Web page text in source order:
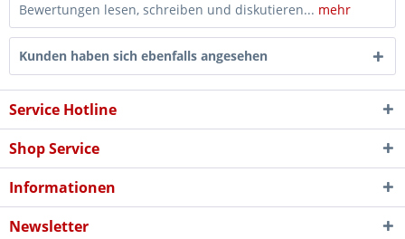
Bewertungen lesen, schreiben und diskutieren... mehr
Kunden haben sich ebenfalls angesehen
Service Hotline
Shop Service
Informationen
Newsletter